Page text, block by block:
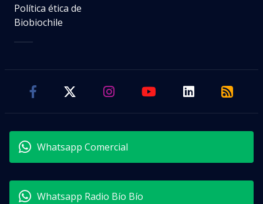
Política ética de
Biobiochile
Whatsapp Comercial
Whatsapp Radio Bío Bío